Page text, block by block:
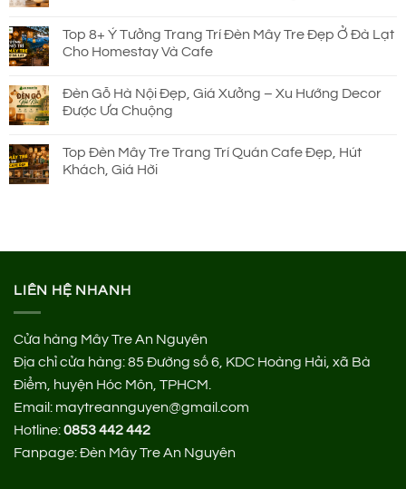
Top 8+ Ý Tưởng Trang Trí Đèn Mây Tre Đẹp Ở Đà Lạt
Cho Homestay Và Cafe
Đèn Gỗ Hà Nội Đẹp, Giá Xưởng – Xu Hướng Decor
Được Ưa Chuộng
Top Đèn Mây Tre Trang Trí Quán Cafe Đẹp, Hút
Khách, Giá Hời
LIÊN HỆ NHANH
Cửa hàng Mây Tre An Nguyên
Địa chỉ cửa hàng:85 Đường số 6, KDC Hoàng Hải, xã Bà
Điểm, huyện Hóc Môn, TPHCM.
Email: maytreannguyen@gmail.com
Hotline:0853 442 442
Fanpage:Đèn Mây Tre An Nguyên